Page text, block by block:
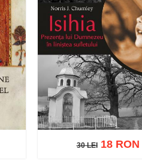
30 LEI18 RON